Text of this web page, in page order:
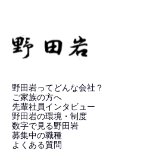
野田岩ってどんな会社？
ご家族の方へ
先輩社員インタビュー
野田岩の環境・制度
数字で見る野田岩
募集中の職種
よくある質問